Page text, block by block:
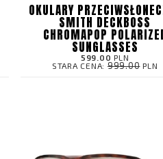
OKULARY
SMITH DECKBOSS
CHROMAPOP
SUNGLASSES
599.00 PLN
STARA CENA: 999.00PLN